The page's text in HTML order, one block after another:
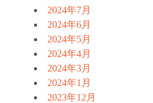
2024年7月
2024年6月
2024年5月
2024年4月
2024年3月
2024年1月
2023年12月